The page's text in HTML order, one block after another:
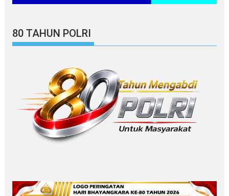
80 TAHUN POLRI